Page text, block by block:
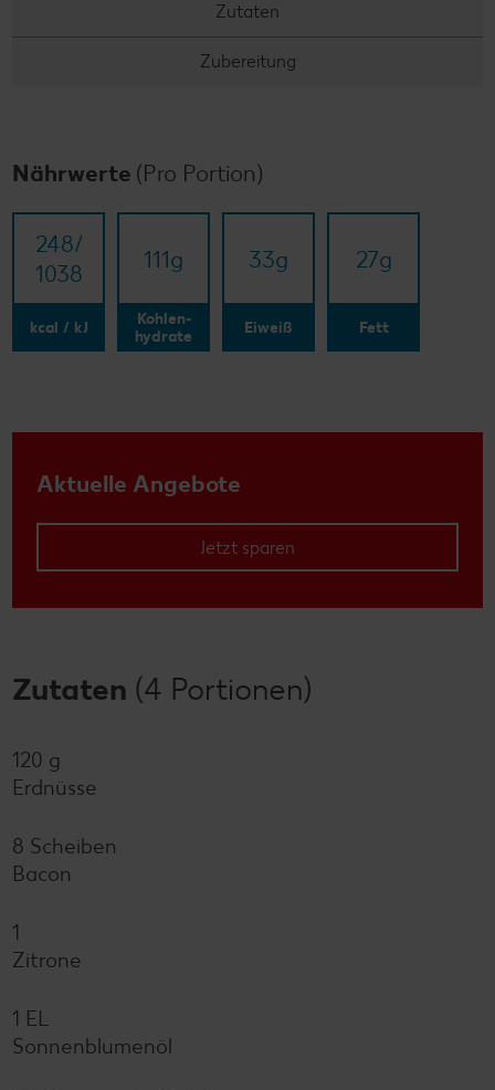
Zutaten
Zubereitung
Nährwerte (Pro Portion)
248/​
1038
kcal / kJ
111g
Kohlen-
hydrate
33g
Eiweiß
27g
Fett
Aktuelle Angebote
Jetzt sparen
Zutaten (4 Portionen)
120 g
Erdnüsse
8 Scheiben
Bacon
1
Zitrone
1 EL
Sonnenblumenöl